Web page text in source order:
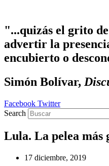
contenido
"...quizás el grito
advertir la
encubierto o
Simón Bolívar,
Facebook Twitter
Search
Lula. La pelea más
17 diciembre, 2019